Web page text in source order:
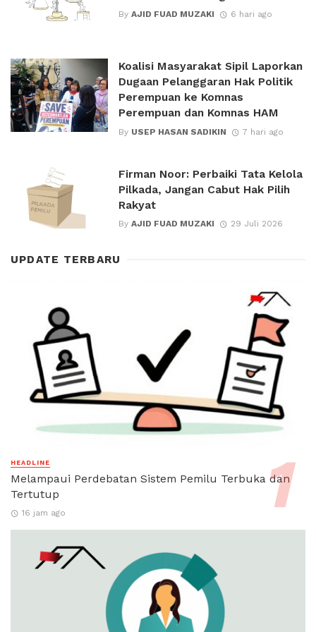
By AJID FUAD MUZAKI 6 hari ago
Koalisi Masyarakat Sipil Laporkan
Dugaan Pelanggaran Hak Politik
Perempuan ke Komnas
Perempuan dan Komnas HAM
By USEP HASAN SADIKIN 7 hari ago
Firman Noor: Perbaiki Tata Kelola
Pilkada, Jangan Cabut Hak Pilih
Rakyat
By AJID FUAD MUZAKI 29 Juli 2026
UPDATE TERBARU
HEADLINE
Melampaui Perdebatan Sistem Pemilu Terbuka dan
Tertutup
16 jam ago